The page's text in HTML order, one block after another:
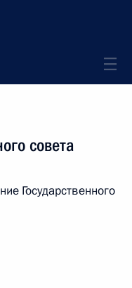
совета
Государственного